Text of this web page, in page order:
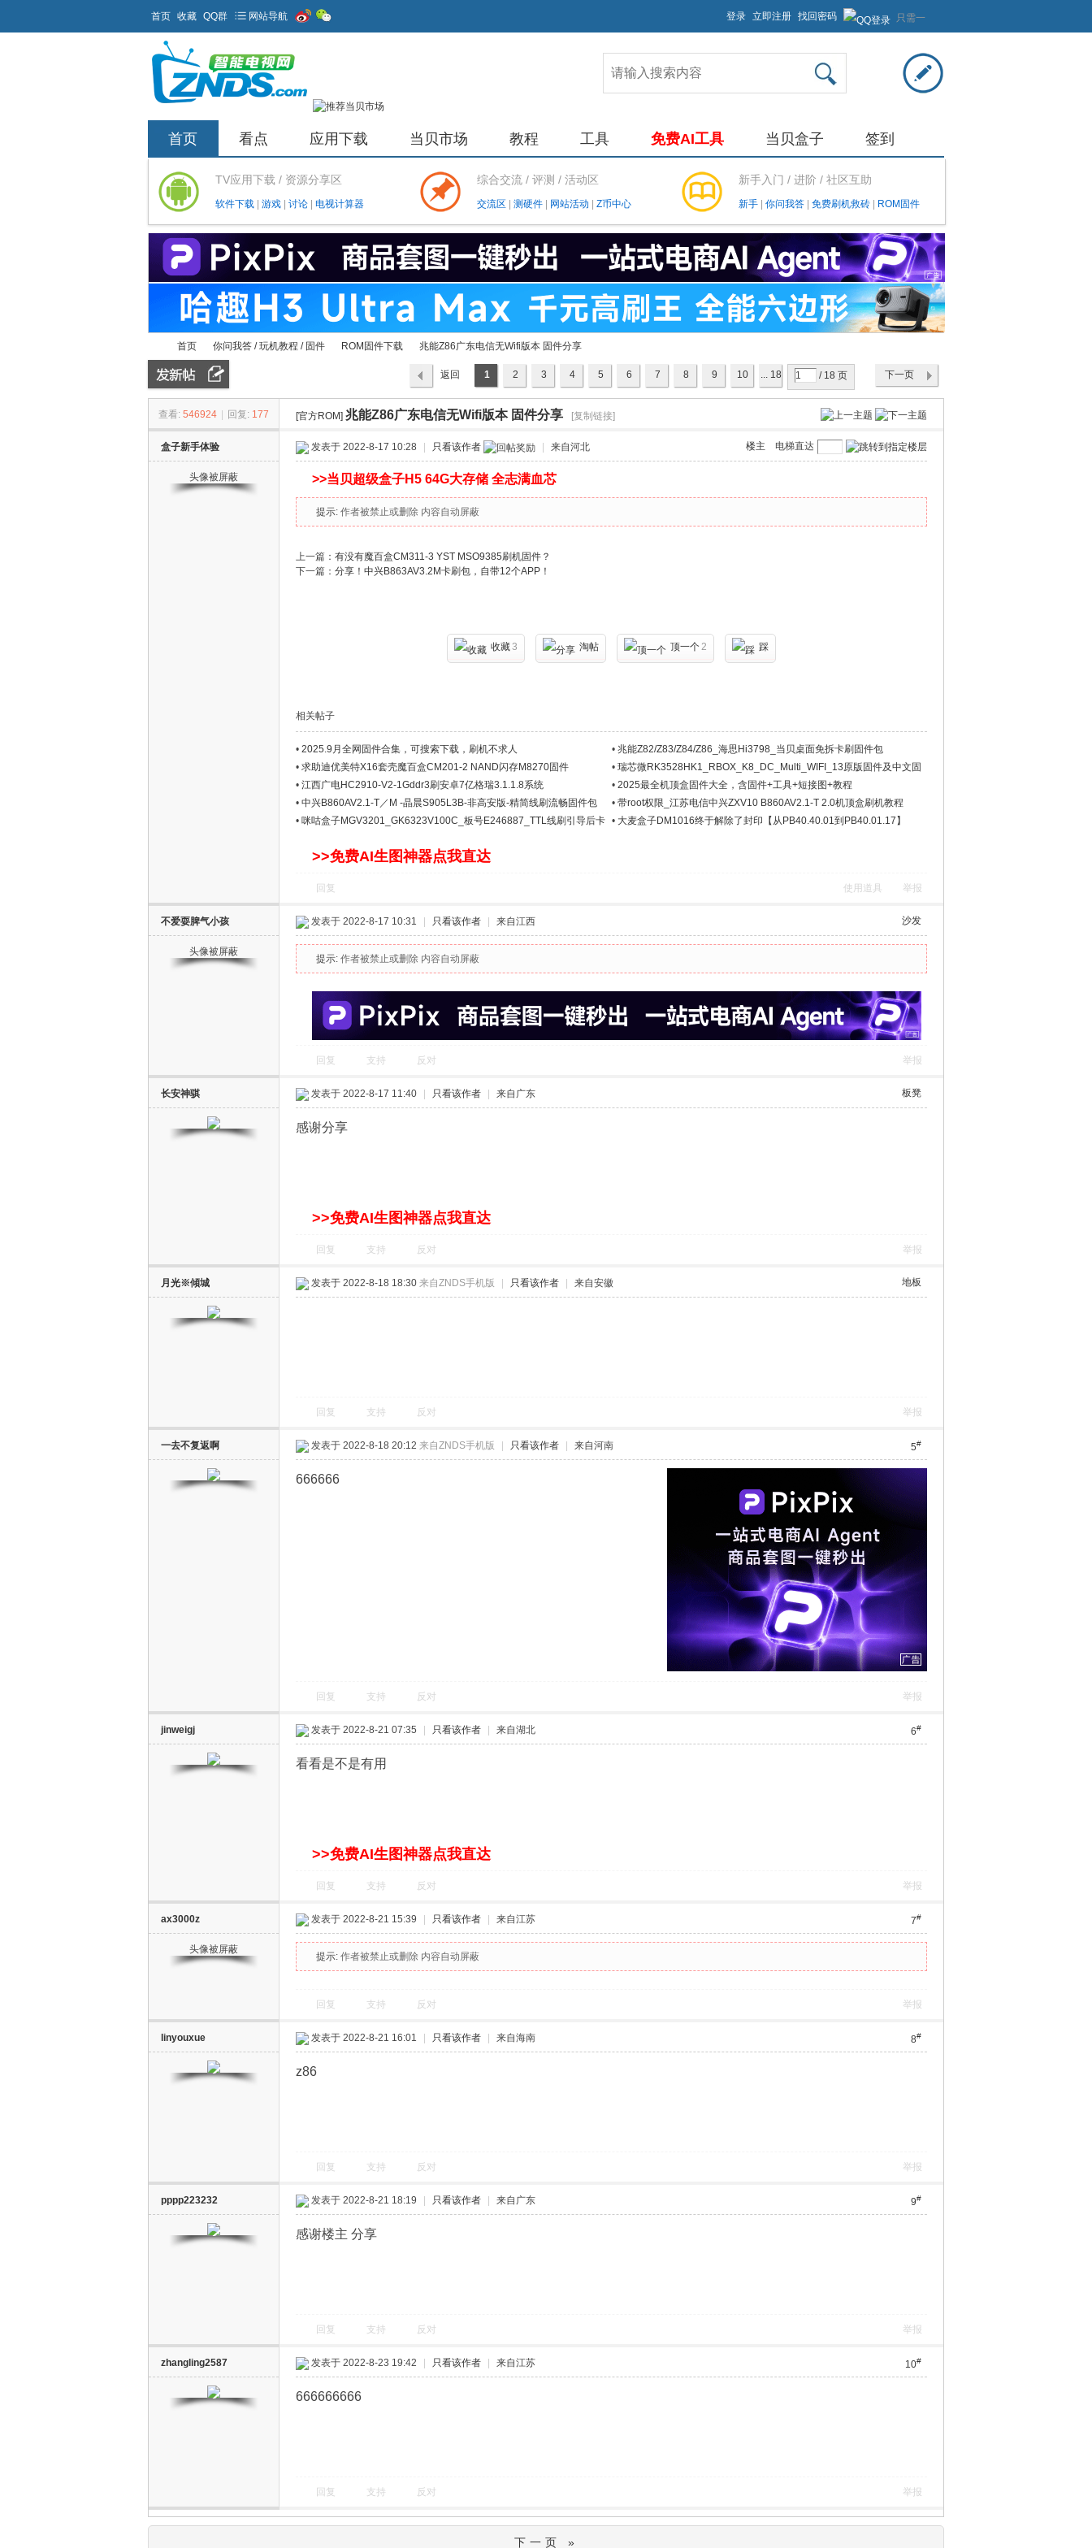
首页 收藏 QQ群 网站导航 只需一
步，快
速开始
登录 立即注册 找回密码
首页 看点 应用下载 当贝市场 教程 工具 免费AI工具 当贝盒子 签到
TV应用下载 / 资源分享区
软件下载 游戏 讨论 电视计算器
综合交流 / 评测 / 活动区
交流区 测硬件 网站活动 Z币中心
新手入门 / 进阶 / 社区互助
新手 你问我答 免费刷机救砖 ROM固件
ZN
智
»
首页
›
你问我答 / 玩机教程 / 固件
›
ROM固件下载 兆能Z86广东电信无Wifi版本 固件分享
1 2 3 4 5 6 7 8 9 10 ... 18 / 18 页 下一页
返回
列表
查看: 546924 回复: 177 [官方ROM] 兆能Z86广东电信无Wifi版本 固件分享 [复制链接]
盒子新手体验
头像被屏蔽
电梯直达
楼主
发表于 2022-8-17 10:28 只看该作者 来自河北
>>当贝超级盒子H5 64G大存储 全志满血芯
提示: 作者被禁止或删除 内容自动屏蔽
上一篇： 有没有魔百盒CM311-3 YST MSO9385刷机固件？
下一篇： 分享！中兴B863AV3.2M卡刷包，自带12个APP！
收藏3 淘帖 顶一个2 踩
相关帖子
• 2025.9月全网固件合集，可搜索下载，刷机不求人 • 兆能Z82/Z83/Z84/Z86_海思Hi3798_当贝桌面免拆卡刷固件包
• 求助迪优美特X16套壳魔百盒CM201-2 NAND闪存M8270固件 • 瑞芯微RK3528HK1_RBOX_K8_DC_Multi_WIFI_13原版固件及中文固
件下载
• 江西广电HC2910-V2-1Gddr3刷安卓7亿格瑞3.1.1.8系统 • 2025最全机顶盒固件大全，含固件+工具+短接图+教程
• 中兴B860AV2.1-T／M -晶晨S905L3B-非高安版-精简线刷流畅固件包 • 带root权限_江苏电信中兴ZXV10 B860AV2.1-T 2.0机顶盒刷机教程
• 咪咕盒子MGV3201_GK6323V100C_板号E246887_TTL线刷引导后卡 • 大麦盒子DM1016终于解除了封印【从PB40.40.01到PB40.01.17】
>>免费AI生图神器点我直达
回复 使用道具 举报
不爱耍脾气小孩
头像被屏蔽
沙发
发表于 2022-8-17 10:31 只看该作者 来自江西
提示: 作者被禁止或删除 内容自动屏蔽
回复 支持 反对 举报
长安神骐 板凳
发表于 2022-8-17 11:40 只看该作者 来自广东
感谢分享
>>免费AI生图神器点我直达
回复 支持 反对 举报
月光※傾城 地板
发表于 2022-8-18 18:30 来自ZNDS手机版 只看该作者 来自安徽
回复 支持 反对 举报
一去不复返啊 5#
发表于 2022-8-18 20:12 来自ZNDS手机版 只看该作者 来自河南
666666
回复 支持 反对 举报
jinweigj 6#
发表于 2022-8-21 07:35 只看该作者 来自湖北
看看是不是有用
>>免费AI生图神器点我直达
回复 支持 反对 举报
ax3000z
头像被屏蔽
7#
发表于 2022-8-21 15:39 只看该作者 来自江苏
提示: 作者被禁止或删除 内容自动屏蔽
回复 支持 反对 举报
linyouxue 8#
发表于 2022-8-21 16:01 只看该作者 来自海南
z86
回复 支持 反对 举报
pppp223232 9#
发表于 2022-8-21 18:19 只看该作者 来自广东
感谢楼主 分享
回复 支持 反对 举报
zhangling2587 10#
发表于 2022-8-23 19:42 只看该作者 来自江苏
666666666
回复 支持 反对 举报
下一页 »